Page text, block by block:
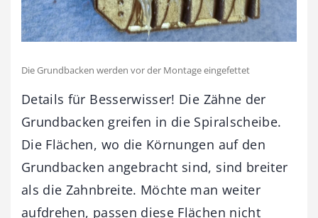
Die Grundbacken werden vor der Montage eingefettet
Details für Besserwisser! Die Zähne der
Grundbacken greifen in die Spiralscheibe.
Die Flächen, wo die Körnungen auf den
Grundbacken angebracht sind, sind breiter
als die Zahnbreite. Möchte man weiter
aufdrehen, passen diese Flächen nicht